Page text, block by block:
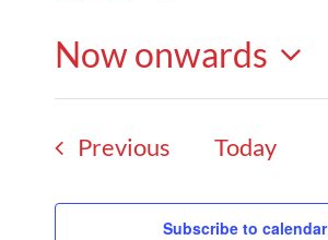
Now onwards
Select
PreviousEventsToday
Subscribe to calendar